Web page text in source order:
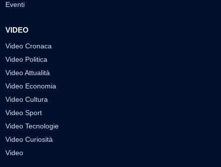
Eventi
VIDEO
Video Cronaca
Video Politica
Video Attualità
Video Economia
Video Cultura
Video Sport
Video Tecnologie
Video Curiosità
Video